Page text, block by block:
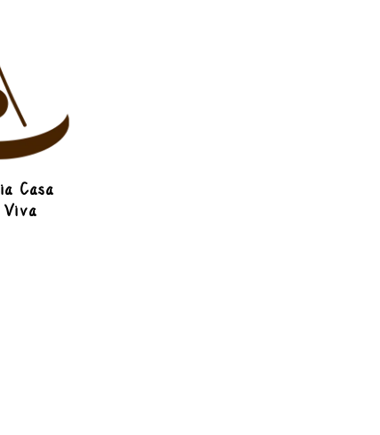
Casa
Viva